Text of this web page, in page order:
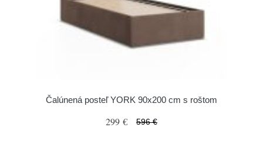
Čalúnená posteľ YORK 90x200 cm s roštom
299 € 596 €